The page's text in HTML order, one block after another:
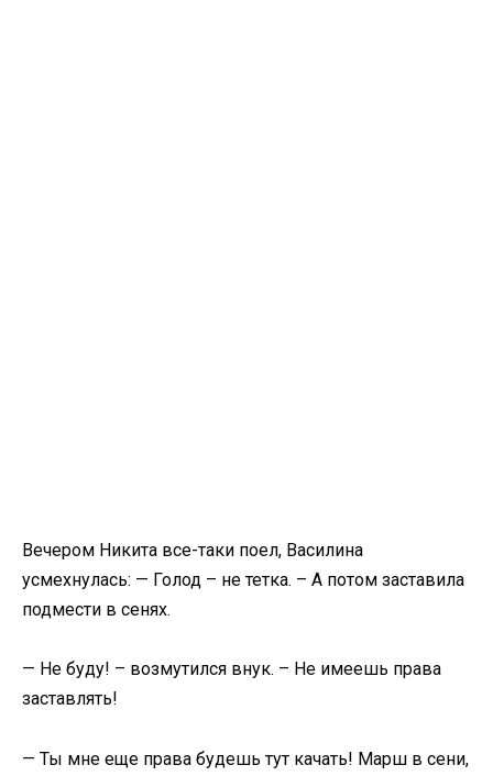
Вечером Никита все-таки поел, Василина
усмехнулась: — Голод – не тетка. – А потом заставила
подмести в сенях.
— Не буду! – возмутился внук. – Не имеешь права
заставлять!
— Ты мне еще права будешь тут качать! Марш в сени,